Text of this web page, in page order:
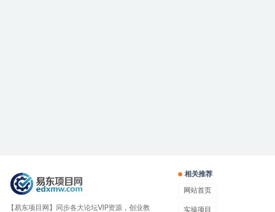
【易东项目网】同步各大论坛VIP资源，创业教
相关推荐
网站首页
实操项目